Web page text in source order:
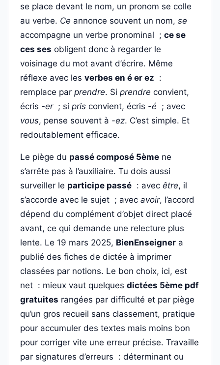
se place devant le nom, un pronom se colle
au verbe. Ce annonce souvent un nom, se
accompagne un verbe pronominal ; ce se
ces ses obligent donc à regarder le
voisinage du mot avant d’écrire. Même
réflexe avec les verbes en é er ez :
remplace par prendre. Si prendre convient,
écris -er; si pris convient, écris -é ; avec
vous, pense souvent à -ez. C’est simple. Et
redoutablement efficace.
Le piège du passé composé 5ème ne
s’arrête pas à l’auxiliaire. Tu dois aussi
surveiller le participe passé : avec être, il
s’accorde avec le sujet ; avec avoir, l’accord
dépend du complément d’objet direct placé
avant, ce qui demande une relecture plus
lente. Le 19 mars 2025, BienEnseigner a
publié des fiches de dictée à imprimer
classées par notions. Le bon choix, ici, est
net : mieux vaut quelques dictées 5ème pdf
gratuites rangées par difficulté et par piège
qu’un gros recueil sans classement, pratique
pour accumuler des textes mais moins bon
pour corriger vite une erreur précise. Travaille
par signatures d’erreurs : déterminant ou